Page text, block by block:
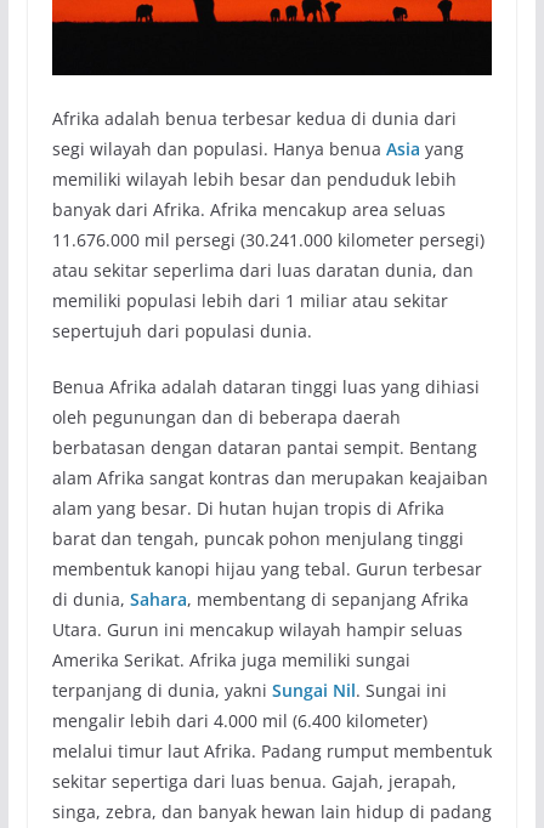
Afrika adalah benua terbesar kedua di dunia dari
segi wilayah dan populasi. Hanya benua Asia yang
memiliki wilayah lebih besar dan penduduk lebih
banyak dari Afrika. Afrika mencakup area seluas
11.676.000 mil persegi (30.241.000 kilometer persegi)
atau sekitar seperlima dari luas daratan dunia, dan
memiliki populasi lebih dari 1 miliar atau sekitar
sepertujuh dari populasi dunia.
Benua Afrika adalah dataran tinggi luas yang dihiasi
oleh pegunungan dan di beberapa daerah
berbatasan dengan dataran pantai sempit. Bentang
alam Afrika sangat kontras dan merupakan keajaiban
alam yang besar. Di hutan hujan tropis di Afrika
barat dan tengah, puncak pohon menjulang tinggi
membentuk kanopi hijau yang tebal. Gurun terbesar
di dunia, Sahara, membentang di sepanjang Afrika
Utara. Gurun ini mencakup wilayah hampir seluas
Amerika Serikat. Afrika juga memiliki sungai
terpanjang di dunia, yakni Sungai Nil. Sungai ini
mengalir lebih dari 4.000 mil (6.400 kilometer)
melalui timur laut Afrika. Padang rumput membentuk
sekitar sepertiga dari luas benua. Gajah, jerapah,
singa, zebra, dan banyak hewan lain hidup di padang